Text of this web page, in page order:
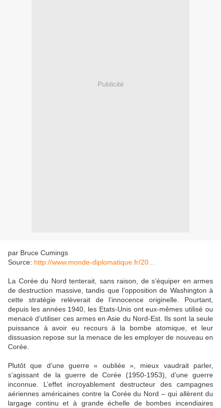
Publicité
par Bruce Cumings
Source: http://www.monde-diplomatique.fr/20...
La Corée du Nord tenterait, sans raison, de s’équiper en armes
de destruction massive, tandis que l’opposition de Washington à
cette stratégie relèverait de l’innocence originelle. Pourtant,
depuis les années 1940, les Etats-Unis ont eux-mêmes utilisé ou
menacé d’utiliser ces armes en Asie du Nord-Est. Ils sont la seule
puissance à avoir eu recours à la bombe atomique, et leur
dissuasion repose sur la menace de les employer de nouveau en
Corée.
Plutôt que d’une guerre « oubliée », mieux vaudrait parler,
s’agissant de la guerre de Corée (1950-1953), d’une guerre
inconnue. L’effet incroyablement destructeur des campagnes
aériennes américaines contre la Corée du Nord – qui allèrent du
largage continu et à grande échelle de bombes incendiaires